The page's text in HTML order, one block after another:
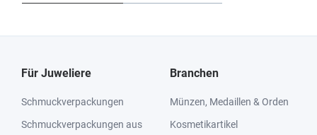
Für Juweliere
Schmuckverpackungen
Schmuckverpackungen aus
Branchen
Münzen, Medaillen & Orden
Kosmetikartikel